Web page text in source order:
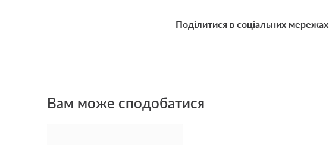
Поділитися в соціальних мережах
Вам може сподобатися